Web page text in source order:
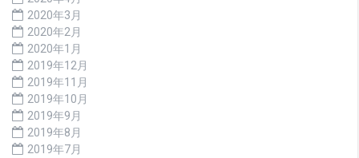
2020年3月
2020年2月
2020年1月
2019年12月
2019年11月
2019年10月
2019年9月
2019年8月
2019年7月